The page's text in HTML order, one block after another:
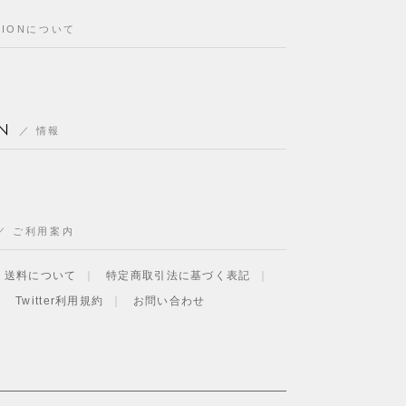
について
情報
ご利用案内
送料について
特定商取引法に基づく表記
Twitter利用規約 お問い合わせ